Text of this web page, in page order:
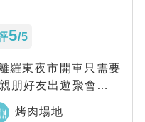
5/5
羅東夜市開車只需要
朋好友出遊聚會的第
烤肉場地